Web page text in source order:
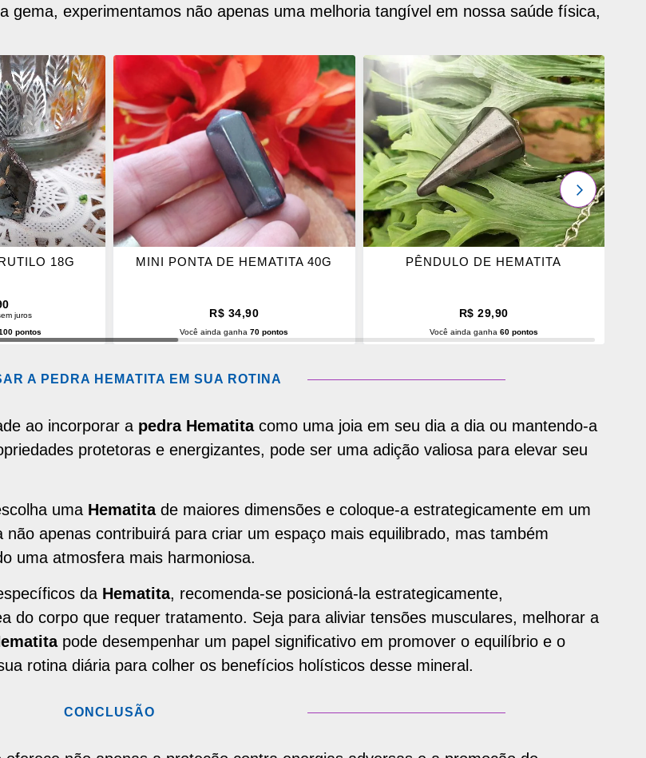
gema, experimentamos não apenas uma melhoria tangível em nossa saúde física,
18G
juros
pontos
ADICIONAR
OS
FAVORITOS
MINI PONTA DE HEMATITA 40G
R$ 34,90
Você ainda ganha70 pontos
ADICIONAR
OS
FAVORITOS
PÊNDULO DE HEMATITA
R$ 29,90
Você ainda ganha 60 pontos
PRÓXIMO
A PEDRA HEMATITA EM SUA ROTINA
ao incorporar a pedra Hematita como uma joia em seu dia a dia ou mantendo-a
protetoras e energizantes, pode ser uma adição valiosa para elevar seu
uma Hematita de maiores dimensões e coloque-a estrategicamente em um
apenas contribuirá para criar um espaço mais equilibrado, mas também
uma atmosfera mais harmoniosa.
da Hematita, recomenda-se posicioná-la estrategicamente,
do corpo que requer tratamento. Seja para aliviar tensões musculares, melhorar a
pode desempenhar um papel significativo em promover o equilíbrio e o
rotina diária para colher os benefícios holísticos desse mineral.
CONCLUSÃO